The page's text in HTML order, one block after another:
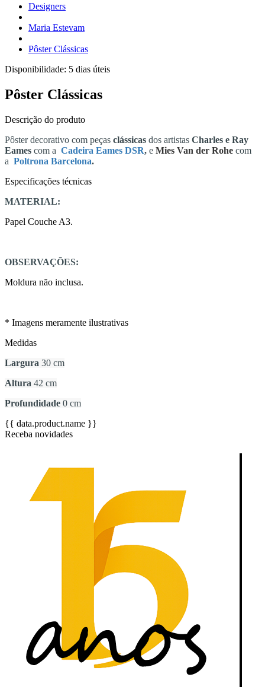
Designers
Maria Estevam
Pôster Clássicas
Disponibilidade: 5 dias úteis
Pôster Clássicas
Descrição do produto
Pôster decorativo com peças clássicas dos artistas Charles e Ray
Eames com a Cadeira Eames DSR, e Mies Van der Rohe com
a Poltrona Barcelona.
Especificações técnicas
MATERIAL:
Papel Couche A3.
OBSERVAÇÕES:
Moldura não inclusa.
* Imagens meramente ilustrativas
Medidas
Largura 30 cm
Altura 42 cm
Profundidade 0 cm
{{ data.product.name }}
Receba novidades